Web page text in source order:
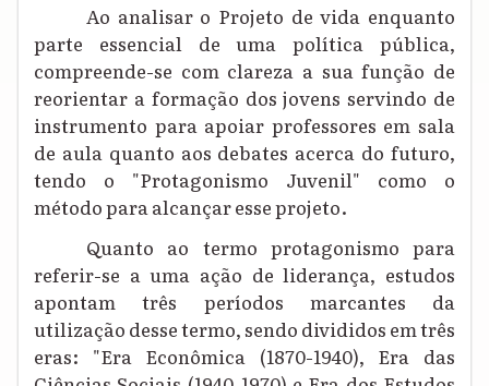
Ao analisar o Projeto de vida enquanto
parte essencial de uma política pública,
compreende-se com clareza a sua função de
reorientar a formação dos jovens servindo de
instrumento para apoiar professores em sala
de aula quanto aos debates acerca do futuro,
tendo o "Protagonismo Juvenil" como o
método para alcançar esse projeto.
Quanto ao termo protagonismo para
referir-se a uma ação de liderança, estudos
apontam três períodos marcantes da
utilização desse termo, sendo divididos em três
eras: "Era Econômica (1870-1940), Era das